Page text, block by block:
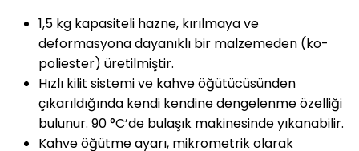
1,5 kg kapasiteli hazne, kırılmaya ve
deformasyona dayanıklı bir malzemeden (ko-
poliester) üretilmiştir.
Hızlı kilit sistemi ve kahve öğütücüsünden
çıkarıldığında kendi kendine dengelenme özelliği
bulunur. 90 °C’de bulaşık makinesinde yıkanabilir.
Kahve öğütme ayarı, mikrometrik olarak